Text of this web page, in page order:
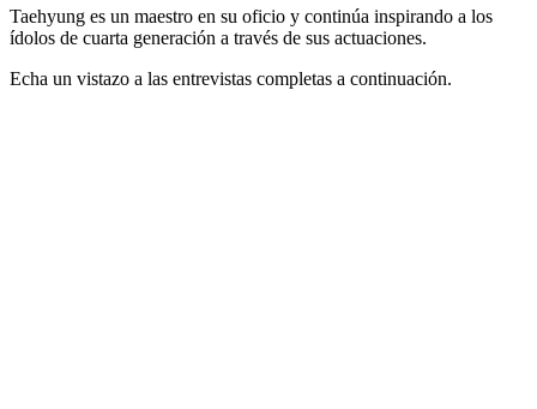
Taehyung es un maestro en su oficio y continúa inspirando a los
ídolos de cuarta generación a través de sus actuaciones.
Echa un vistazo a las entrevistas completas a continuación.